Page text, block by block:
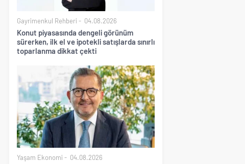
Gayrimenkul Rehberi 04.08.2026
Konut piyasasında dengeli görünüm
sürerken, ilk el ve ipotekli satışlarda sınırlı
toparlanma dikkat çekti
Yaşam Ekonomi 04.08.2026